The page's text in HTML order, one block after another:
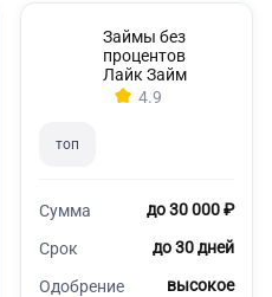
Займы без
процентов
Лайк Займ
4.9
топ
Сумма до 30 000 ₽
Срок до 30 дней
Одобрение высокое